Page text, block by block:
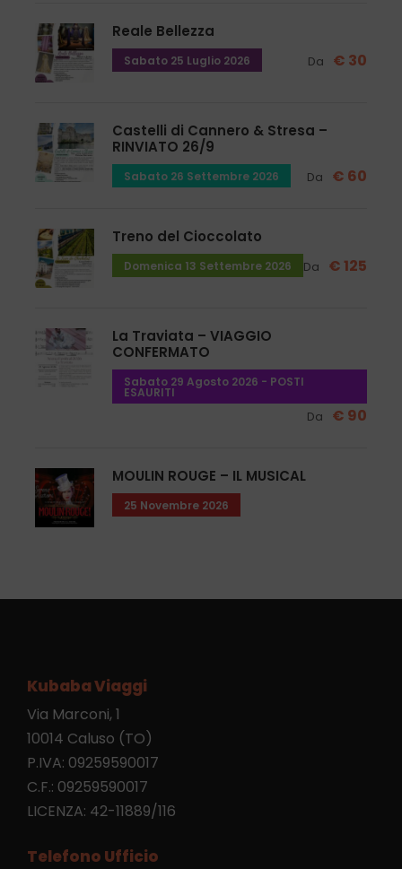
Reale Bellezza
Sabato 25 Luglio 2026 Da € 30
Castelli di Cannero & Stresa –
RINVIATO 26/9
Sabato 26 Settembre 2026 Da € 60
Treno del Cioccolato
Domenica 13 Settembre 2026 Da € 125
La Traviata – VIAGGIO
CONFERMATO
Sabato 29 Agosto 2026 - POSTI
ESAURITI
Da € 90
MOULIN ROUGE – IL MUSICAL
25 Novembre 2026
Punti di carico
Caluso piazzale Mercato
Ivrea ffss fermata pensilina
Gli orari esatti di partenza vengono comunicati
Info e prenotazioni
compila il form di richiesta informazioni presente
in questa pagina:
KUBABA VIAGGI srl
Via Marconi, 1
Kubaba Viaggi
Via Marconi, 1
10014 Caluso (TO)
P.IVA: 09259590017
C.F.: 09259590017
LICENZA: 42-11889/116
Telefono Ufficio